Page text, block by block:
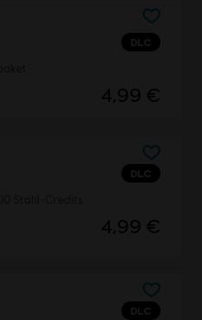
DLC
4,99 €
DLC
4,99 €
DLC